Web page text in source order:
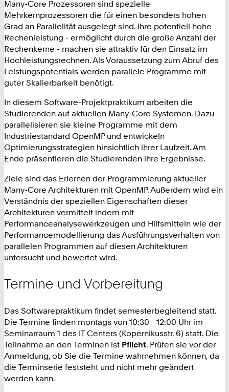
Many-Core Prozessoren sind spezielle
Mehrkernprozessoren die für einen besonders hohen
Grad an Parallelität ausgelegt sind. Ihre potentiell hohe
Rechenleistung - ermöglicht durch die große Anzahl der
Rechenkerne - machen sie attraktiv für den Einsatz im
Hochleistungsrechnen. Als Voraussetzung zum Abruf des
Leistungspotentials werden parallele Programme mit
guter Skalierbarkeit benötigt.
In diesem Software-Projektpraktikum arbeiten die
Studierenden auf aktuellen Many-Core Systemen. Dazu
parallelisieren sie kleine Programme mit dem
Industriestandard OpenMP und entwickeln
Optimierungsstrategien hinsichtlich ihrer Laufzeit. Am
Ende präsentieren die Studierenden ihre Ergebnisse.
Ziele sind das Erlernen der Programmierung aktueller
Many-Core Architekturen mit OpenMP. Außerdem wird ein
Verständnis der speziellen Eigenschaften dieser
Architekturen vermittelt indem mit
Performanceanalysewerkzeugen und Hilfsmitteln wie der
Performancemodellierung das Ausführungsverhalten von
parallelen Programmen auf diesen Architekturen
untersucht und bewertet wird.
Termine und Vorbereitung
Das Softwarepraktikum findet semesterbegleitend statt.
Die Termine finden montags von 10:30 - 12:00 Uhr im
Seminarraum 1 des IT Centers (Kopernikusstr. 6) statt. Die
Teilnahme an den Terminen ist Pflicht. Prüfen sie vor der
Anmeldung, ob Sie die Termine wahrnehmen können, da
die Terminserie feststeht und nicht mehr geändert
werden kann.